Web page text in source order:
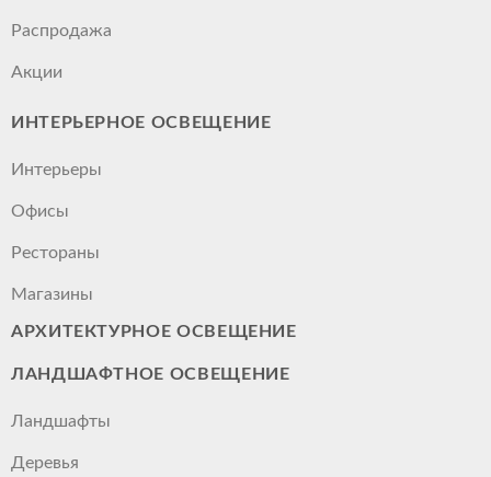
Распродажа
Акции
ИНТЕРЬЕРНОЕ ОСВЕЩЕНИЕ
Интерьеры
Офисы
Рестораны
Магазины
АРХИТЕКТУРНОЕ ОСВЕЩЕНИЕ
ЛАНДШАФТНОЕ ОСВЕЩЕНИЕ
Ландшафты
Деревья